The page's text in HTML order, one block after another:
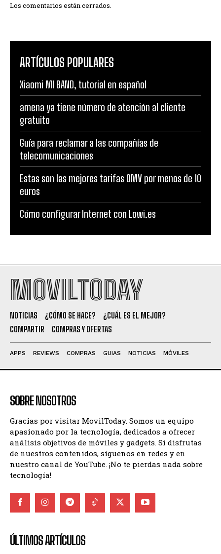
Los comentarios están cerrados.
ARTÍCULOS POPULARES
Xiaomi MI BAND, tutorial en español
amena ya tiene número de atención al cliente
gratuito
Guía para reclamar a las compañías de
telecomunicaciones
Estas son las mejores tarifas OMV por menos de 10
euros
Cómo configurar Internet con Lowi.es
MOVILTODAY
NOTICIAS ¿CÓMO SE HACE?
¿CUÁL ES EL MEJOR?
COMPARTIR
COMPRAS Y OFERTAS
APPS REVIEWS COMPRAS GUIAS NOTICIAS MÓVILES
SOBRE NOSOTROS
Gracias por visitar MovilToday. Somos un equipo
apasionado por la tecnología, dedicados a ofrecer
análisis objetivos de móviles y gadgets. Si disfrutas
de nuestros contenidos, síguenos en redes y en
nuestro canal de YouTube. ¡No te pierdas nada sobre
tecnología!
ÚLTIMOS ARTÍCULOS